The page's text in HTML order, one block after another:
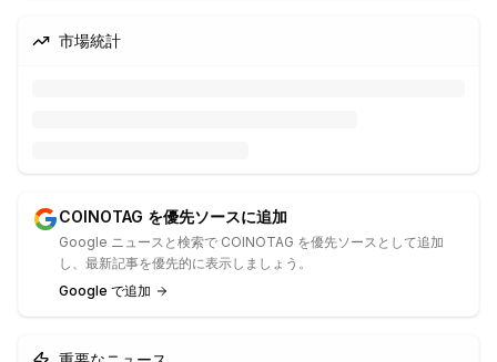
市場統計
COINOTAG を優先ソースに追加
Google ニュースと検索で COINOTAG を優先ソースとして追加
し、最新記事を優先的に表示しましょう。
Google で追加